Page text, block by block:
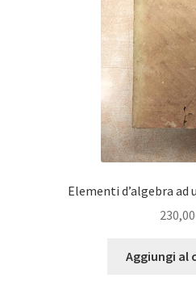
Elementi d’algebra ad
230,00
Aggiungi al